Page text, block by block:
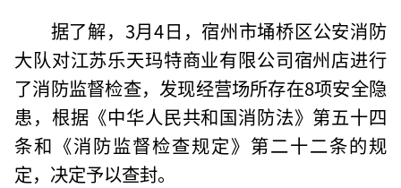
据了解，3月4日，宿州市埇桥区公安消防
大队对江苏乐天玛特商业有限公司宿州店进行
了消防监督检查，发现经营场所存在8项安全隐
患，根据《中华人民共和国消防法》第五十四
条和《消防监督检查规定》第二十二条的规
定，决定予以查封。